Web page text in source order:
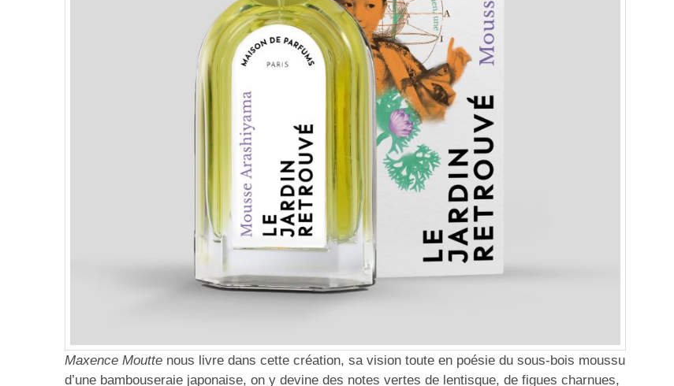
Maxence Moutte nous livre dans cette création, sa vision toute en poésie du sous-bois moussu
d’une bambouseraie japonaise, on y devine des notes vertes de lentisque, de figues charnues,